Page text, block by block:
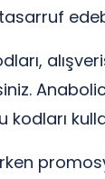
kodları